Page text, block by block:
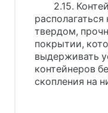
2.15.
твердом,
покрытии,
выдерживать
контейнеров
скопления на